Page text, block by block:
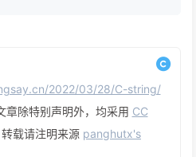
2022/03/28/C-string/
章除特别声明外，均采用 CC
载请注明来源 panghutx's